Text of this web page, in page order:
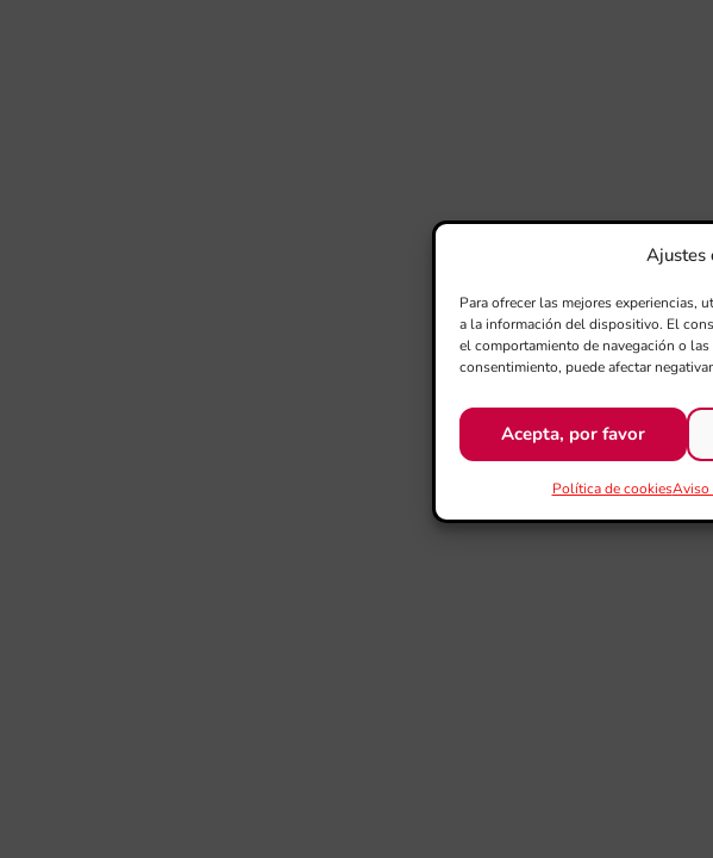
Ajustes
Para ofrecer las mejores experiencias,
a la información del dispositivo. El
el comportamiento de navegación o
consentimiento, puede afectar
Acepta, por favor
Política de cookiesAviso